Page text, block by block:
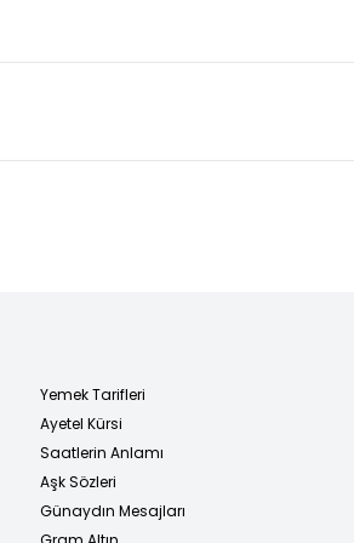
Yemek Tarifleri
Ayetel Kürsi
Saatlerin Anlamı
Aşk Sözleri
Günaydın Mesajları